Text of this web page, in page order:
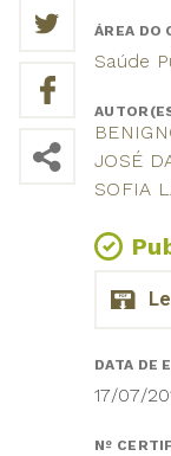
ÁREA DO
Saúde
JOSÉ
SOFIA
DATA DE
17/07/
Nº